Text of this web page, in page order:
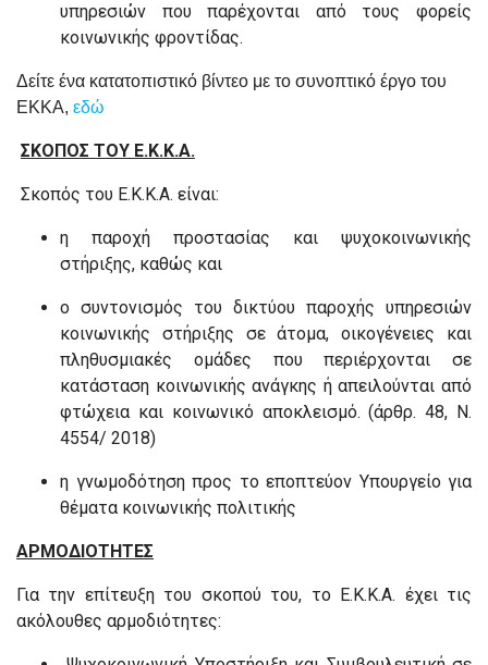
υπηρεσιών που παρέχονται από τους φορείς
κοινωνικής φροντίδας.
Δείτε ένα κατατοπιστικό βίντεο με το συνοπτικό έργο του
ΕΚΚΑ, εδώ
ΣΚΟΠΟΣ ΤΟΥ Ε.Κ.Κ.Α.
Σκοπός του Ε.Κ.Κ.Α. είναι:
η παροχή προστασίας και ψυχοκοινωνικής
στήριξης, καθώς και
ο συντονισμός του δικτύου παροχής υπηρεσιών
κοινωνικής στήριξης σε άτομα, οικογένειες και
πληθυσμιακές ομάδες που περιέρχονται σε
κατάσταση κοινωνικής ανάγκης ή απειλούνται από
φτώχεια και κοινωνικό αποκλεισμό. (άρθρ. 48, Ν.
4554/ 2018)
η γνωμοδότηση προς το εποπτεύον Υπουργείο για
θέματα κοινωνικής πολιτικής
ΑΡΜΟΔΙΟΤΗΤΕΣ
Για την επίτευξη του σκοπού του, το Ε.Κ.Κ.Α. έχει τις
ακόλουθες αρμοδιότητες: